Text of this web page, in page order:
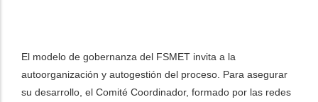
El modelo de gobernanza del FSMET invita a la
autoorganización y autogestión del proceso. Para asegurar
su desarrollo, el Comité Coordinador, formado por las redes